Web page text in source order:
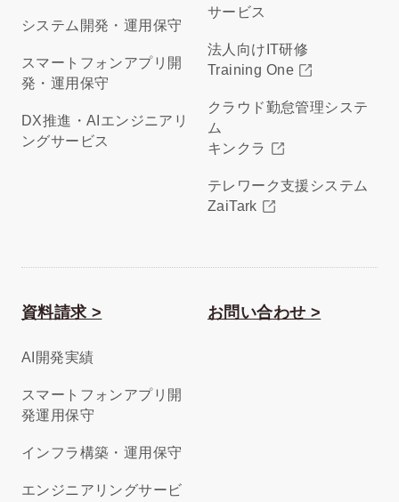
システム開発・運用保守
スマートフォンアプリ開
発・運用保守
DX推進・AIエンジニアリ
ングサービス
サービス
法人向けIT研修
Training One
クラウド勤怠管理システ
ム
キンクラ
テレワーク支援システム
ZaiTark
資料請求 >
AI開発実績
スマートフォンアプリ開
発運用保守
インフラ構築・運用保守
エンジニアリングサービ
お問い合わせ >